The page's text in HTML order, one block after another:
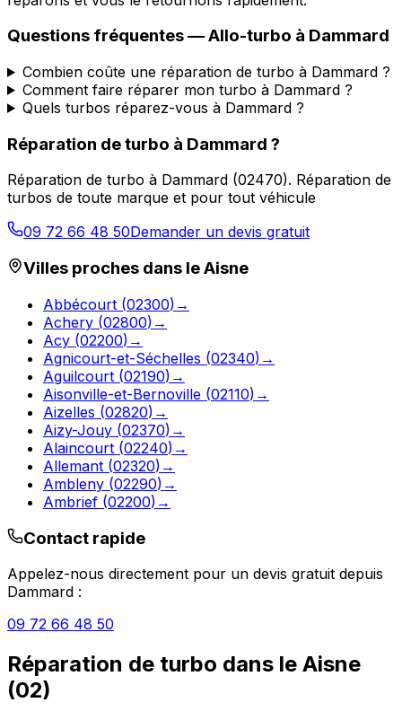
Questions fréquentes —Allo-turbo à Dammard
Combien coûte une réparation de turbo à Dammard ?
Comment faire réparer mon turbo à Dammard ?
Quels turbos réparez-vous à Dammard ?
Réparation de turbo à Dammard ?
Réparation de turbo à Dammard (02470). Réparation de
turbos de toute marque et pour tout véhicule
09 72 66 48 50Demander un devis gratuit
Villes proches dans leAisne
Abbécourt (02300) →
Achery (02800) →
Acy (02200) →
Agnicourt-et-Séchelles (02340) →
Aguilcourt (02190) →
Aisonville-et-Bernoville (02110) →
Aizelles (02820) →
Aizy-Jouy (02370) →
Alaincourt (02240) →
Allemant (02320) →
Ambleny (02290) →
Ambrief (02200) →
Contact rapide
Appelez-nous directement pour un devis gratuit depuis
Dammard :
09 72 66 48 50
Réparation de turbo dans le Aisne
(02)